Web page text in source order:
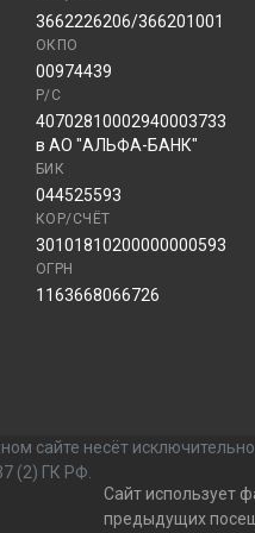
3662226206/366201001
ОКПО
00974439
Р/С
40702810002940003733
в АО "АЛЬФА-БАНК"
БИК
044525593
КОР/СЧЁТ
30101810200000000593
ОГРН
1163668066726
сайте несёт
(2) ГК РФ.
Сайт использует
предыдущих